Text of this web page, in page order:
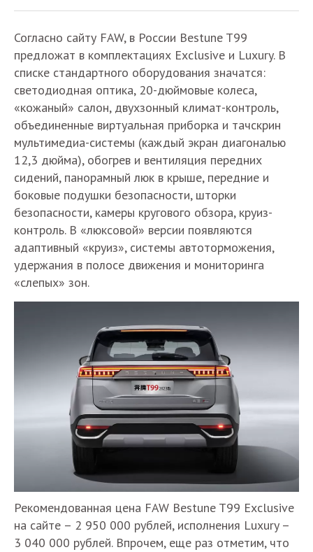
Согласно сайту FAW, в России Bestune T99
предложат в комплектациях Exclusive и Luxury. В
списке стандартного оборудования значатся:
светодиодная оптика, 20-дюймовые колеса,
«кожаный» салон, двухзонный климат-контроль,
объединенные виртуальная приборка и тачскрин
мультимедиа-системы (каждый экран диагональю
12,3 дюйма), обогрев и вентиляция передних
сидений, панорамный люк в крыше, передние и
боковые подушки безопасности, шторки
безопасности, камеры кругового обзора, круиз-
контроль. В «люксовой» версии появляются
адаптивный «круиз», системы автоторможения,
удержания в полосе движения и мониторинга
«слепых» зон.
Рекомендованная цена FAW Bestune T99 Exclusive
на сайте – 2 950 000 рублей, исполнения Luxury –
3 040 000 рублей. Впрочем, еще раз отметим, что